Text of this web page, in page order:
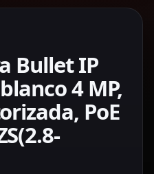
Bullet IP
4 MP,
PoE